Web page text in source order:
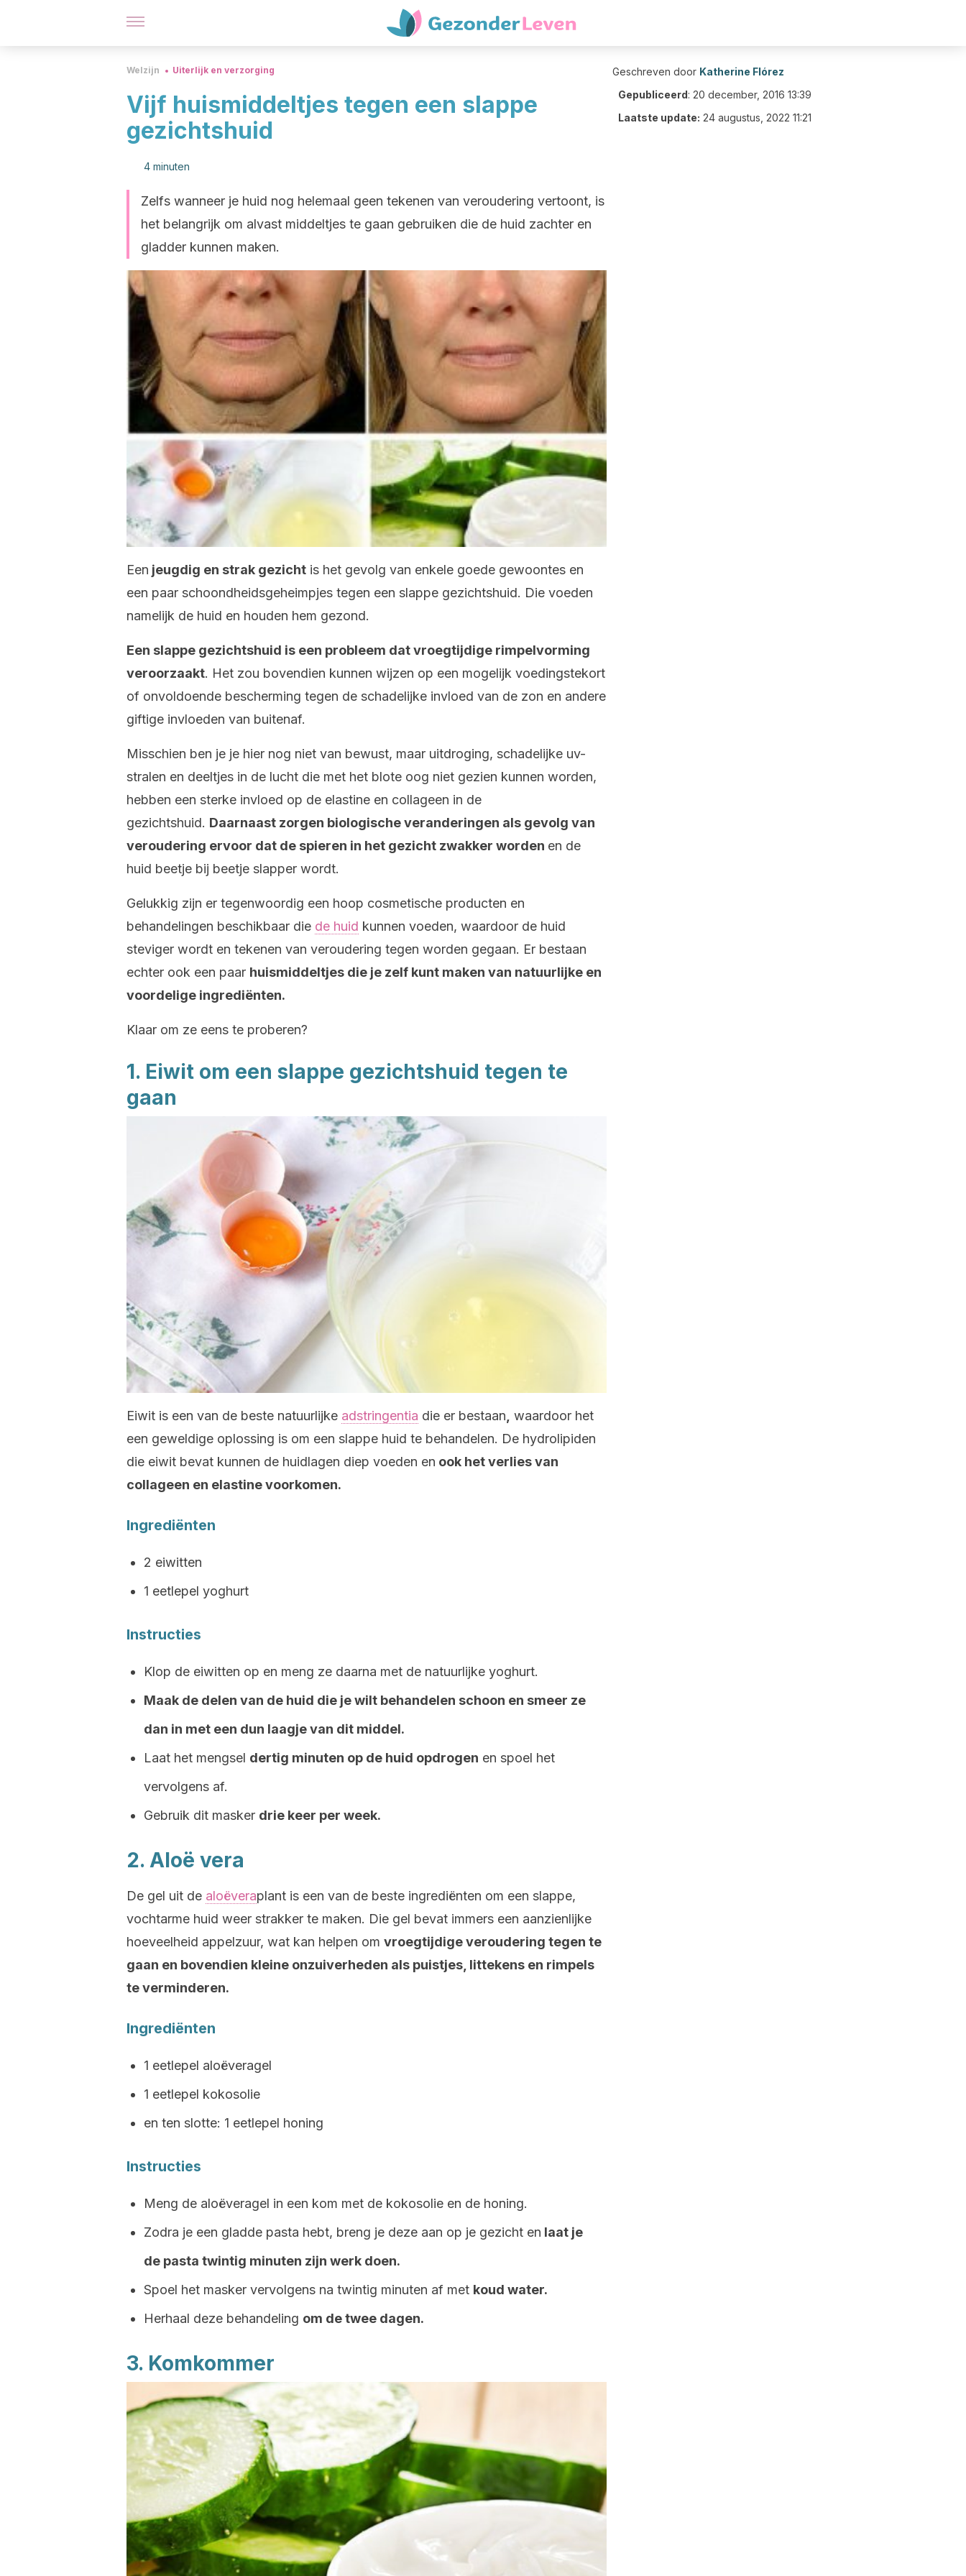
Welzijn Uiterlijk en verzorging
Vijf huismiddeltjes tegen een slappe
gezichtshuid
4 minuten
Zelfs wanneer je huid nog helemaal geen tekenen van veroudering vertoont, is
het belangrijk om alvast middeltjes te gaan gebruiken die de huid zachter en
gladder kunnen maken.
Een jeugdig en strak gezicht is het gevolg van enkele goede gewoontes en
een paar schoondheidsgeheimpjes tegen een slappe gezichtshuid. Die voeden
namelijk de huid en houden hem gezond.
Een slappe gezichtshuid is een probleem dat vroegtijdige rimpelvorming
veroorzaakt. Het zou bovendien kunnen wijzen op een mogelijk voedingstekort
of onvoldoende bescherming tegen de schadelijke invloed van de zon en andere
giftige invloeden van buitenaf.
Misschien ben je je hier nog niet van bewust, maar uitdroging, schadelijke uv-
stralen en deeltjes in de lucht die met het blote oog niet gezien kunnen worden,
hebben een sterke invloed op de elastine en collageen in de
gezichtshuid. Daarnaast zorgen biologische veranderingen als gevolg van
veroudering ervoor dat de spieren in het gezicht zwakker worden en de
huid beetje bij beetje slapper wordt.
Gelukkig zijn er tegenwoordig een hoop cosmetische producten en
behandelingen beschikbaar die de huid kunnen voeden, waardoor de huid
steviger wordt en tekenen van veroudering tegen worden gegaan. Er bestaan
echter ook een paar huismiddeltjes die je zelf kunt maken van natuurlijke en
voordelige ingrediënten.
Klaar om ze eens te proberen?
1. Eiwit om een slappe gezichtshuid tegen te
gaan
Eiwit is een van de beste natuurlijke adstringentia die er bestaan waardoor het
een geweldige oplossing is om een slappe huid te behandelen. De hydrolipiden
die eiwit bevat kunnen de huidlagen diep voeden en ook het verlies van
collageen en elastine voorkomen.
Ingrediënten
2 eiwitten
1 eetlepel yoghurt
Instructies
Klop de eiwitten op en meng ze daarna met de natuurlijke yoghurt.
Maak de delen van de huid die je wilt behandelen schoon en smeer ze
dan in met een dun laagje van dit middel.
Laat het mengsel dertig minuten op de huid opdrogen en spoel het
vervolgens af.
Gebruik dit masker drie keer per week.
2. Aloë vera
De gel uit de aloëveraplant is een van de beste ingrediënten om een slappe,
vochtarme huid weer strakker te maken. Die gel bevat immers een aanzienlijke
hoeveelheid appelzuur, wat kan helpen om vroegtijdige veroudering tegen te
gaan en bovendien kleine onzuiverheden als puistjes, littekens en rimpels
te verminderen.
Ingrediënten
1 eetlepel aloëveragel
1 eetlepel kokosolie
en ten slotte: 1 eetlepel honing
Instructies
Meng de aloëveragel in een kom met de kokosolie en de honing.
Zodra je een gladde pasta hebt, breng je deze aan op je gezicht en laat je
de pasta twintig minuten zijn werk doen.
Spoel het masker vervolgens na twintig minuten af met koud water.
Herhaal deze behandeling om de twee dagen.
3. Komkommer
Geschreven door Katherine Flórez
Gepubliceerd: 20 december, 2016 13:39
Laatste update: 24 augustus, 2022 11:21